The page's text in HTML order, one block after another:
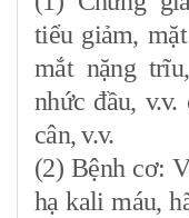
tiểu giảm,
mắt nặng
nhức đầu,
cân, v.v.
(2) Bệnh cơ:
hạ kali máu,